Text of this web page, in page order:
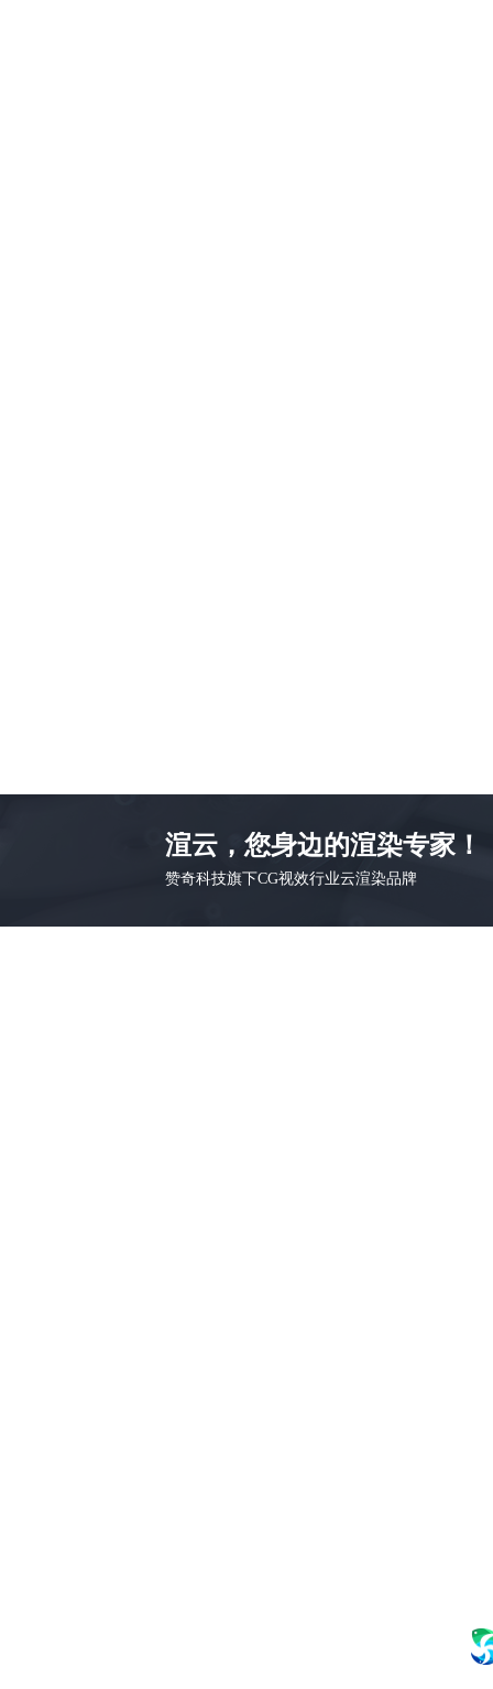
渲云，您身边的渲染专家！
赞奇科技旗下CG视效行业云渲染品牌